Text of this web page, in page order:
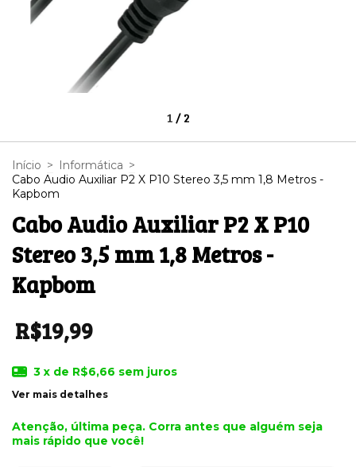
1 /2
Início > Informática >
Cabo Audio Auxiliar P2 X P10 Stereo 3,5 mm 1,8 Metros -
Kapbom
Cabo Audio Auxiliar P2 X P10
Stereo 3,5 mm 1,8 Metros -
Kapbom
R$19,99
3 x de R$6,66 sem juros
Ver mais detalhes
Atenção, última peça. Corra antes que alguém seja
mais rápido que você!